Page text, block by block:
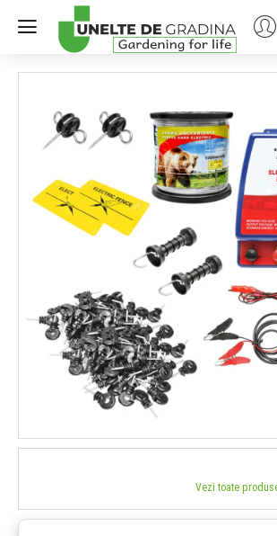
Vezi toate